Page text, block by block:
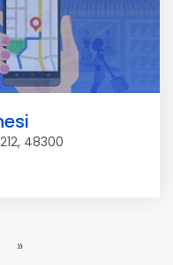
48300
»